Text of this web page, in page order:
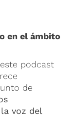
en el ámbito
podcast
de
voz del